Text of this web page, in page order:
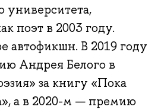
университета,
поэт в 2003 году.
автофикшн. В 2019 году
Андрея Белого в
за книгу «Пока
а в 2020-м — премию